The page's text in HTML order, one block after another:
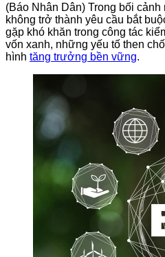
(Báo Nhân Dân) Trong bối
không trở thành yêu cầu bắt
gặp khó khăn trong công tác
vốn xanh, những yếu tố then
hình tăng trưởng bền vững.